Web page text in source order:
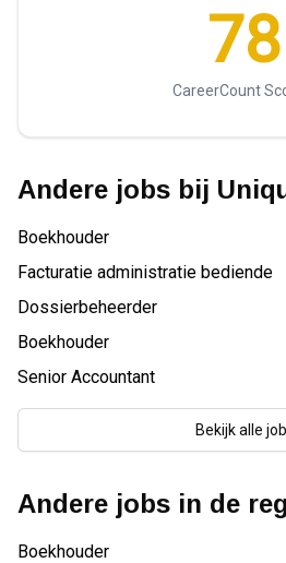
78
CareerCount
Andere jobs bij
Boekhouder
Facturatie administratie bediende
Dossierbeheerder
Boekhouder
Senior Accountant
Bekijk alle
Andere jobs in de
Boekhouder